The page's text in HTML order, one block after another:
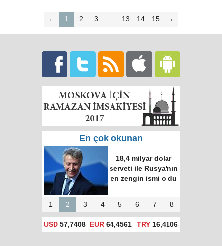
← 1 2 3 … 13 14 15 →
En çok okunan
18,4 milyar dolar
serveti ile Rusya'nın
en zengin ismi oldu
1 2 3 4 5 6 7 8
USD 57,7408 EUR 64,4561 TRY16,4106